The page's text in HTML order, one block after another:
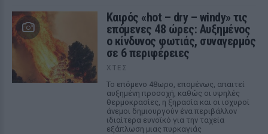
Καιρός «hot – dry – windy» τις
επόμενες 48 ώρες: Αυξημένος
ο κίνδυνος φωτιάς, συναγερμός
σε 6 περιφέρειες
ΧΤΕΣ
Το επόμενο 48ωρο, επομένως, απαιτεί
αυξημένη προσοχή, καθώς οι υψηλές
θερμοκρασίες, η ξηρασία και οι ισχυροί
άνεμοι δημιουργούν ένα περιβάλλον
ιδιαίτερα ευνοϊκό για την ταχεία
εξάπλωση μιας πυρκαγιάς